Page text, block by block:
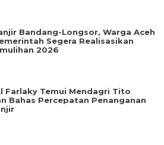
Bandang-Longsor, Warga Aceh
Segera Realisasikan
2026
Farlaky Temui Mendagri Tito
Bahas Percepatan Penanganan